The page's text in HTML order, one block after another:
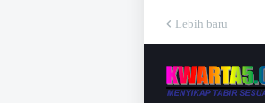
Lebih baru